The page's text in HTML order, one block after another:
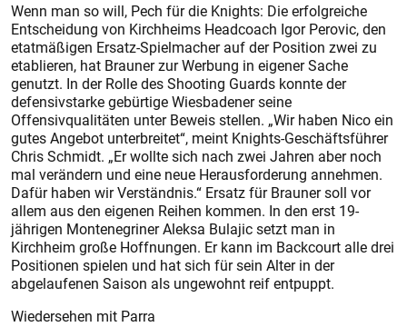
Wenn man so will, Pech für die Knights: Die erfolgreiche
Entscheidung von Kirchheims Headcoach Igor Perovic, den
etatmäßigen Ersatz-Spielmacher auf der Position zwei zu
etablieren, hat Brauner zur Werbung in eigener Sache
genutzt. In der Rolle des Shooting Guards konnte der
defensivstarke gebürtige Wiesbadener seine
Offensivqualitäten unter Beweis stellen. „Wir haben Nico ein
gutes Angebot unterbreitet“, meint Knights-Geschäftsführer
Chris Schmidt. „Er wollte sich nach zwei Jahren aber noch
mal verändern und eine neue Herausforderung annehmen.
Dafür haben wir Verständnis.“ Ersatz für Brauner soll vor
allem aus den eigenen Reihen kommen. In den erst 19-
jährigen Montenegriner Aleksa Bulajic setzt man in
Kirchheim große Hoffnungen. Er kann im Backcourt alle drei
Positionen spielen und hat sich für sein Alter in der
abgelaufenen Saison als ungewohnt reif entpuppt.
Wiedersehen mit Parra